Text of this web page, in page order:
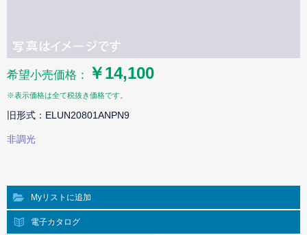
希望小売価格： ￥14,100
※表示価格は全て税抜き価格です。
旧形式：ELUN20801ANPN9
非調光
Myリストに追加
電子カタログ